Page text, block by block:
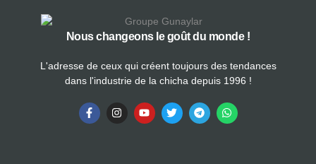
Nous changeons le goût du monde !
L'adresse de ceux qui créent toujours des tendances
dans l'industrie de la chicha depuis 1996 !